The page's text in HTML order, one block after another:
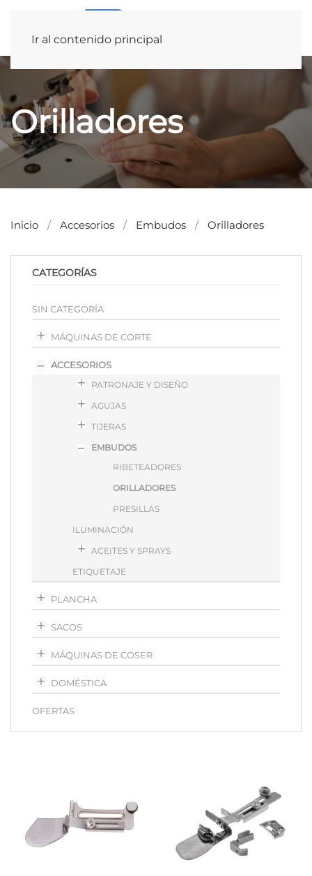
Ir al contenido principal
Orilladores
Inicio Accesorios Embudos Orilladores
CATEGORÍAS
SIN CATEGORÍA
MÁQUINAS DE CORTE
ACCESORIOS
PATRONAJE Y DISEÑO
AGUJAS
TIJERAS
EMBUDOS
RIBETEADORES
ORILLADORES
PRESILLAS
ILUMINACIÓN
ACEITES Y SPRAYS
ETIQUETAJE
PLANCHA
SACOS
MÁQUINAS DE COSER
DOMÉSTICA
OFERTAS